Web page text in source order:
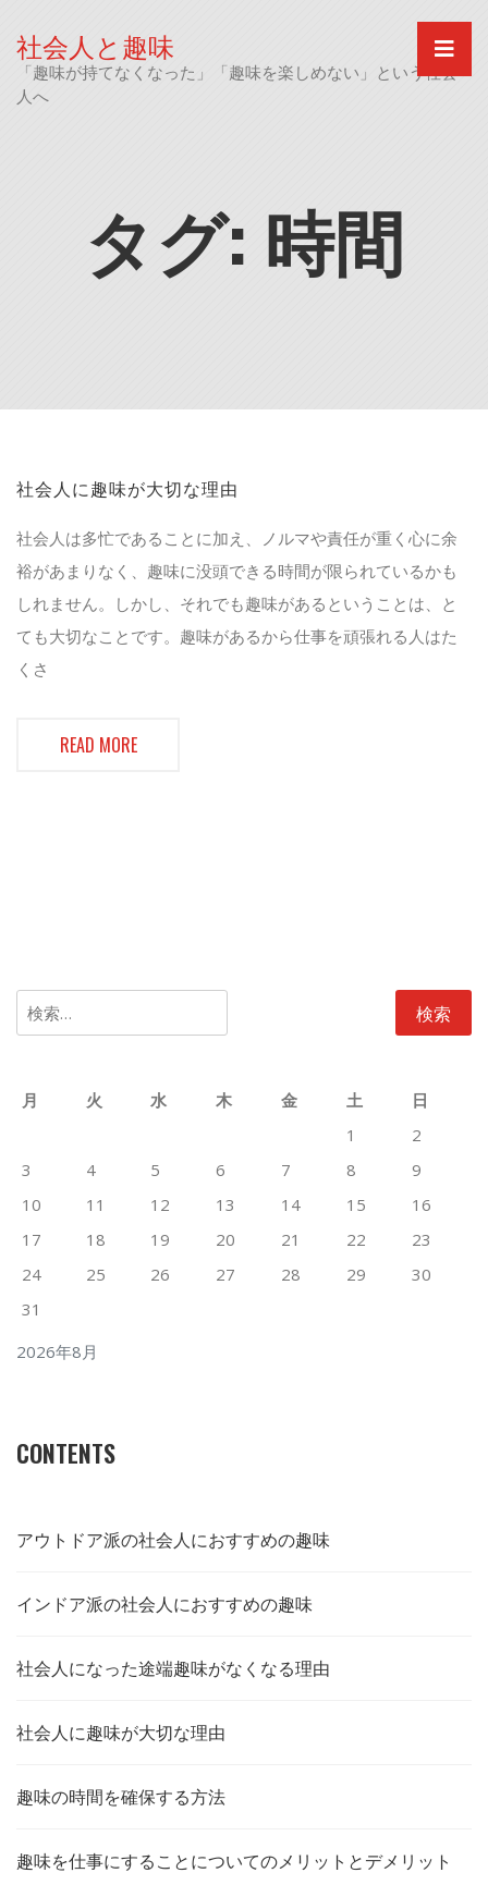
content
社会人と趣味
「趣味が持てなくなった」「趣味を楽しめない」という社会
人へ
タグ: 時間
社会人に趣味が大切な理由
社会人は多忙であることに加え、ノルマや責任が重く心に余
裕があまりなく、趣味に没頭できる時間が限られているかも
しれません。しかし、それでも趣味があるということは、と
ても大切なことです。趣味があるから仕事を頑張れる人はた
くさ
READ MORE
検
索:
2026年8月
月 火 水 木 金 土
日
1
2
3
4 5 6 7 8
9
10
11 12 13 14 15
16
17
18 19 20 21 22
23
24
25 26 27 28 29
30
31
CONTENTS
アウトドア派の社会人におすすめの趣味
インドア派の社会人におすすめの趣味
社会人になった途端趣味がなくなる理由
社会人に趣味が大切な理由
趣味の時間を確保する方法
趣味を仕事にすることについてのメリットとデメリット